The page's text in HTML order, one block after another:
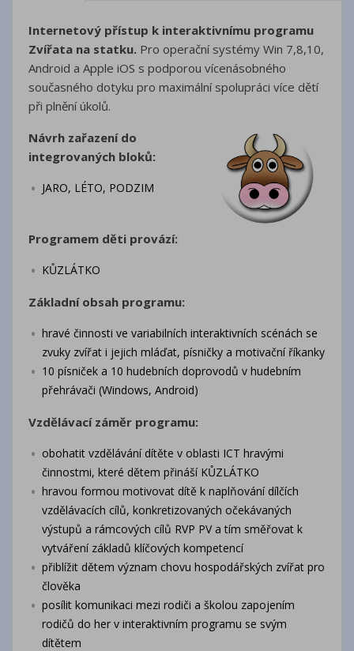
Internetový přístup k interaktivnímu programu
Zvířata na statku. Pro operační systémy Win 7,8,10,
Android a Apple iOS s podporou vícenásobného
současného dotyku pro maximální spolupráci více dětí
při plnění úkolů.
Návrh zařazení do
integrovaných bloků:
JARO, LÉTO, PODZIM
Programem děti provází:
KŮZLÁTKO
Základní obsah programu:
hravé činnosti ve variabilních interaktivních scénách se
zvuky zvířat i jejich mláďat, písničky a motivační říkanky
10 písniček a 10 hudebních doprovodů v hudebním
přehrávači (Windows, Android)
Vzdělávací záměr programu:
obohatit vzdělávání dítěte v oblasti ICT hravými
činnostmi, které dětem přináší KŮZLÁTKO
hravou formou motivovat dítě k naplňování dílčích
vzdělávacích cílů, konkretizovaných očekávaných
výstupů a rámcových cílů RVP PV a tím směřovat k
vytváření základů klíčových kompetencí
přiblížit dětem význam chovu hospodářských zvířat pro
člověka
posílit komunikaci mezi rodiči a školou zapojením
rodičů do her v interaktivním programu se svým
dítětem